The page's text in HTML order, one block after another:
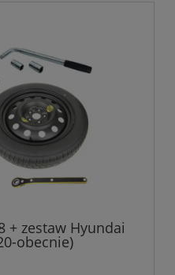
+ zestaw Hyundai
obecnie)